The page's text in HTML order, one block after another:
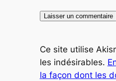
Ce site utilise
les indésirables.
la façon dont les